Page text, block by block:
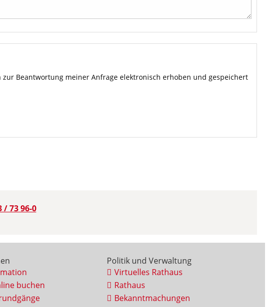
Beantwortung meiner Anfrage elektronisch erhoben und gespeichert
/ 73 96-0
buchen
Politik und Verwaltung
Virtuelles Rathaus
Rathaus
Bekanntmachungen